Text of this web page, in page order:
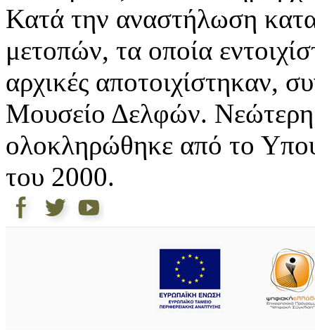
Κατά την αναστήλωση
μετοπών, τα οποία
αρχικές αποτοιχίστηκαν,
Μουσείο Δελφών.
ολοκληρώθηκε από το
του 2000.